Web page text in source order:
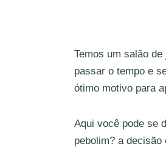
Temos um salão
passar o tempo e
ótimo motivo para
Aqui você pode se
pebolim? a decisão